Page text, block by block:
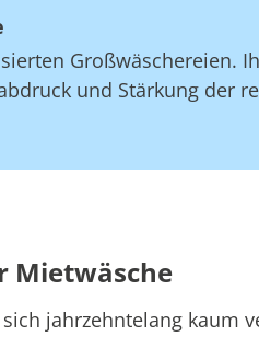
Großwäschereien.
und Stärkung der
Mietwäsche
jahrzehntelang kaum